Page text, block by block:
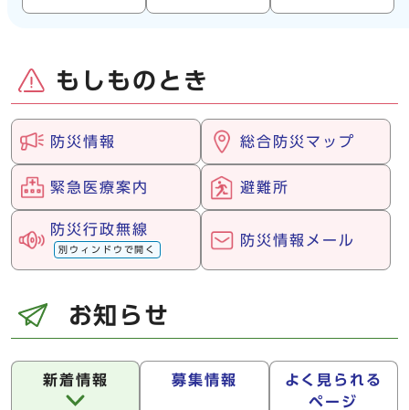
もしものとき
防災情報 総合防災マップ
緊急医療案内 避難所
防災行政無線
別ウィンドウで開く
防災情報メール
お知らせ
新着情報 募集情報
よく見られる
ページ